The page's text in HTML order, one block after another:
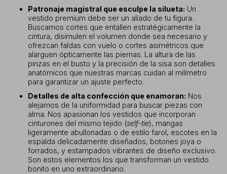
Patronaje magistral que esculpe la silueta: Un
vestido premium debe ser un aliado de tu figura.
Buscamos cortes que entallen estratégicamente la
cintura, disimulen el volumen donde sea necesario y
ofrezcan faldas con vuelo o cortes asimétricos que
alarguen ópticamente las piernas. La altura de las
pinzas en el busto y la precisión de la sisa son detalles
anatómicos que nuestras marcas cuidan al milímetro
para garantizar un ajuste perfecto.
Detalles de alta confección que enamoran: Nos
alejamos de la uniformidad para buscar piezas con
alma. Nos apasionan los vestidos que incorporan
cinturones del mismo tejido (self-tie), mangas
ligeramente abullonadas o de estilo farol, escotes en la
espalda delicadamente diseñados, botones joya o
forrados, y estampados vibrantes de diseño exclusivo.
Son estos elementos los que transforman un vestido
bonito en uno extraordinario.